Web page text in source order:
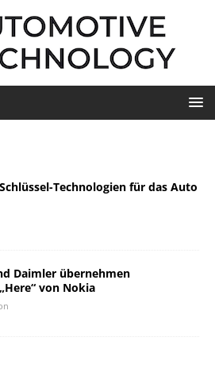
Technologien für das Auto
Daimler übernehmen
von Nokia